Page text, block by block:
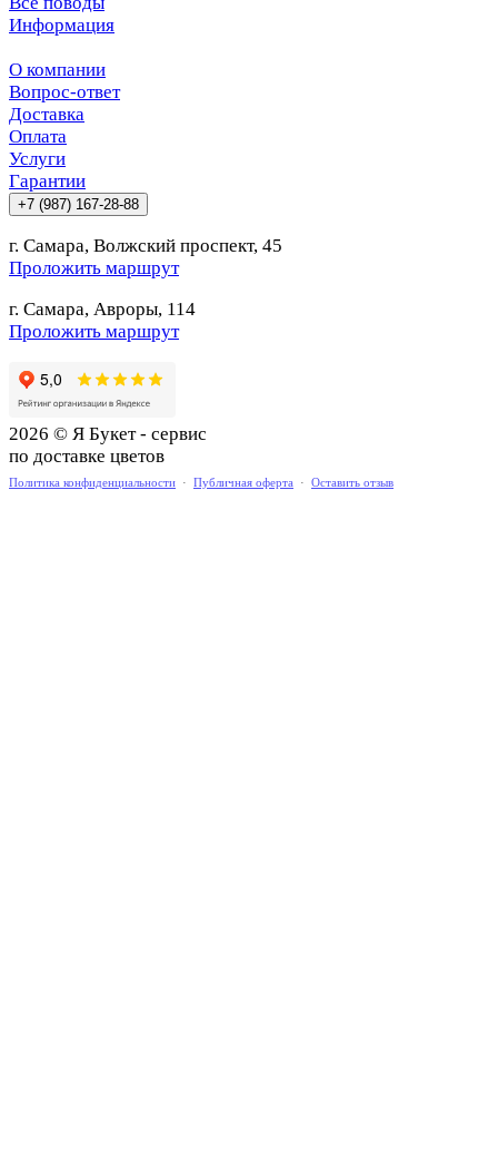
Информация
О компании
Вопрос-ответ
Доставка
Оплата
Услуги
Гарантии
+7 (987) 167-28-88
г. Самара, Волжский проспект, 45
Проложить маршрут
г. Самара, Авроры, 114
Проложить маршрут
2026 © Я Букет - сервис
по доставке цветов
Политика конфиденциальности · Публичная оферта · Оставить отзыв